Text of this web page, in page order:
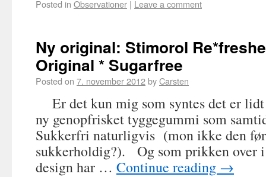
Posted in Observationer | Leave a comment
Ny original: Stimorol
Original * Sugarfree
Posted on 7. november 2012byCarsten
Er det kun mig som syntes det er
ny genopfrisket tyggegummi som
Sukkerfri naturligvis (mon ikke den
sukkerholdig?). Og som prikken over
design har … Continue reading →